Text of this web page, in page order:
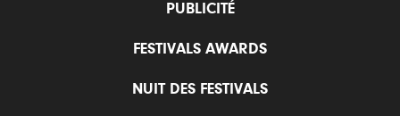
PUBLICITÉ
FESTIVALS AWARDS
NUIT DES FESTIVALS